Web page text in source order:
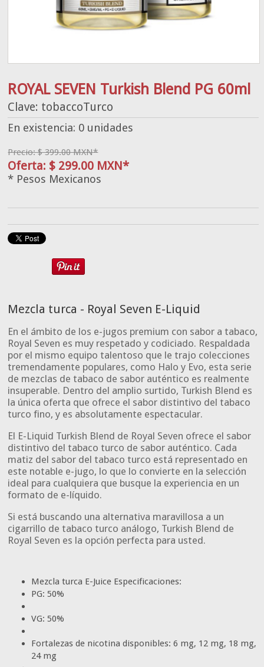
ROYAL SEVEN Turkish Blend PG 60ml
Clave: tobaccoTurco
En existencia: 0 unidades
Precio: $ 399.00 MXN*
Oferta: $ 299.00 MXN*
* Pesos Mexicanos
Mezcla turca - Royal Seven E-Liquid
En el ámbito de los e-jugos premium con sabor a tabaco,
Royal Seven es muy respetado y codiciado. Respaldada
por el mismo equipo talentoso que le trajo colecciones
tremendamente populares, como Halo y Evo, esta serie
de mezclas de tabaco de sabor auténtico es realmente
insuperable. Dentro del amplio surtido, Turkish Blend es
la única oferta que ofrece el sabor distintivo del tabaco
turco fino, y es absolutamente espectacular.
El E-Liquid Turkish Blend de Royal Seven ofrece el sabor
distintivo del tabaco turco de sabor auténtico. Cada
matiz del sabor del tabaco turco está representado en
este notable e-jugo, lo que lo convierte en la selección
ideal para cualquiera que busque la experiencia en un
formato de e-líquido.
Si está buscando una alternativa maravillosa a un
cigarrillo de tabaco turco análogo, Turkish Blend de
Royal Seven es la opción perfecta para usted.
Mezcla turca E-Juice Especificaciones:
PG: 50%
VG: 50%
Fortalezas de nicotina disponibles: 6 mg, 12 mg, 18 mg,
24 mg